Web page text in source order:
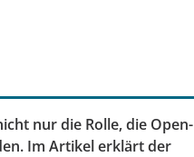
nur die Rolle, die Open-
Im Artikel erklärt der